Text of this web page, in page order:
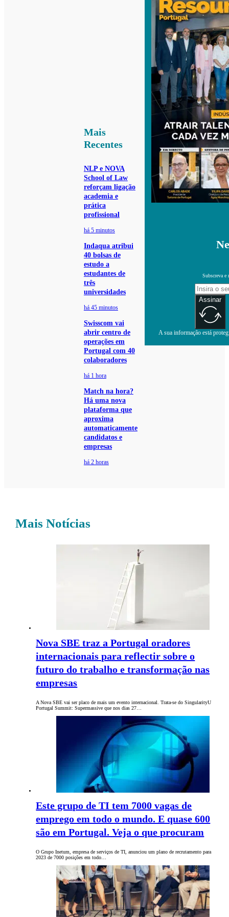
Mais
Recentes
NLP e NOVA
School of Law
reforçam ligação
academia e
prática
profissional
há 5 minutos
Indaqua atribui
40 bolsas de
estudo a
estudantes de
três
universidades
há 45 minutos
Swisscom vai
abrir centro de
operações em
Portugal com 40
colaboradores
há 1 hora
Match na hora?
Há uma nova
plataforma que
aproxima
automaticamente
candidatos e
empresas
há 2 horas
Subscreva e
Assinar
A sua informação está
Mais Notícias
Nova SBE traz a Portugal oradores
internacionais para reflectir sobre o
futuro do trabalho e transformação nas
empresas
A Nova SBE vai ser placo de mais um evento internacional. Trata-se do SingularityU
Portugal Summit: Supermassive que nos dias 27…
Este grupo de TI tem 7000 vagas de
emprego em todo o mundo. E quase 600
são em Portugal. Veja o que procuram
O Grupo Inetum, empresa de serviços de TI, anunciou um plano de recrutamento para
2023 de 7000 posições em todo…